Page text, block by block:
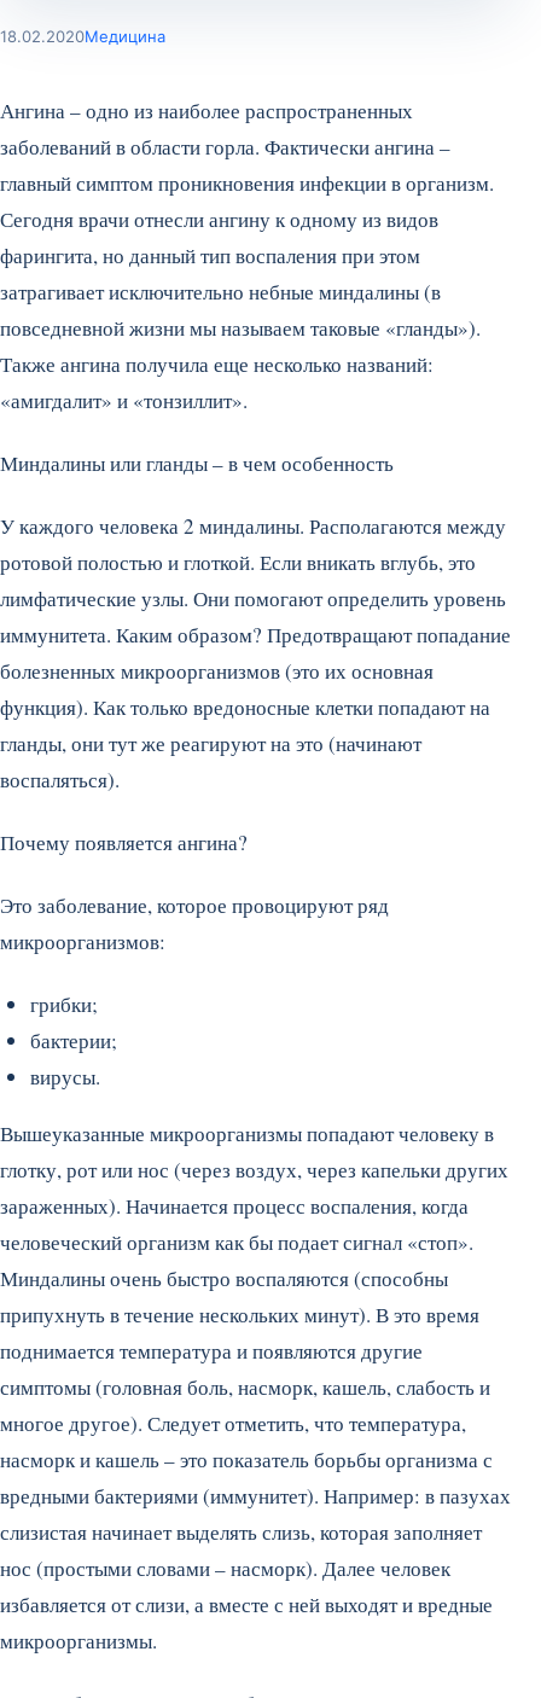
18.02.2020Медицина
Ангина – одно из наиболее распространенных
заболеваний в области горла. Фактически ангина –
главный симптом проникновения инфекции в организм.
Сегодня врачи отнесли ангину к одному из видов
фарингита, но данный тип воспаления при этом
затрагивает исключительно небные миндалины (в
повседневной жизни мы называем таковые «гланды»).
Также ангина получила еще несколько названий:
«амигдалит» и «тонзиллит».
Миндалины или гланды – в чем особенность
У каждого человека 2 миндалины. Располагаются между
ротовой полостью и глоткой. Если вникать вглубь, это
лимфатические узлы. Они помогают определить уровень
иммунитета. Каким образом? Предотвращают попадание
болезненных микроорганизмов (это их основная
функция). Как только вредоносные клетки попадают на
гланды, они тут же реагируют на это (начинают
воспаляться).
Почему появляется ангина?
Это заболевание, которое провоцируют ряд
микроорганизмов:
грибки;
бактерии;
вирусы.
Вышеуказанные микроорганизмы попадают человеку в
глотку, рот или нос (через воздух, через капельки других
зараженных). Начинается процесс воспаления, когда
человеческий организм как бы подает сигнал «стоп».
Миндалины очень быстро воспаляются (способны
припухнуть в течение нескольких минут). В это время
поднимается температура и появляются другие
симптомы (головная боль, насморк, кашель, слабость и
многое другое). Следует отметить, что температура,
насморк и кашель – это показатель борьбы организма с
вредными бактериями (иммунитет). Например: в пазухах
слизистая начинает выделять слизь, которая заполняет
нос (простыми словами – насморк). Далее человек
избавляется от слизи, а вместе с ней выходят и вредные
микроорганизмы.